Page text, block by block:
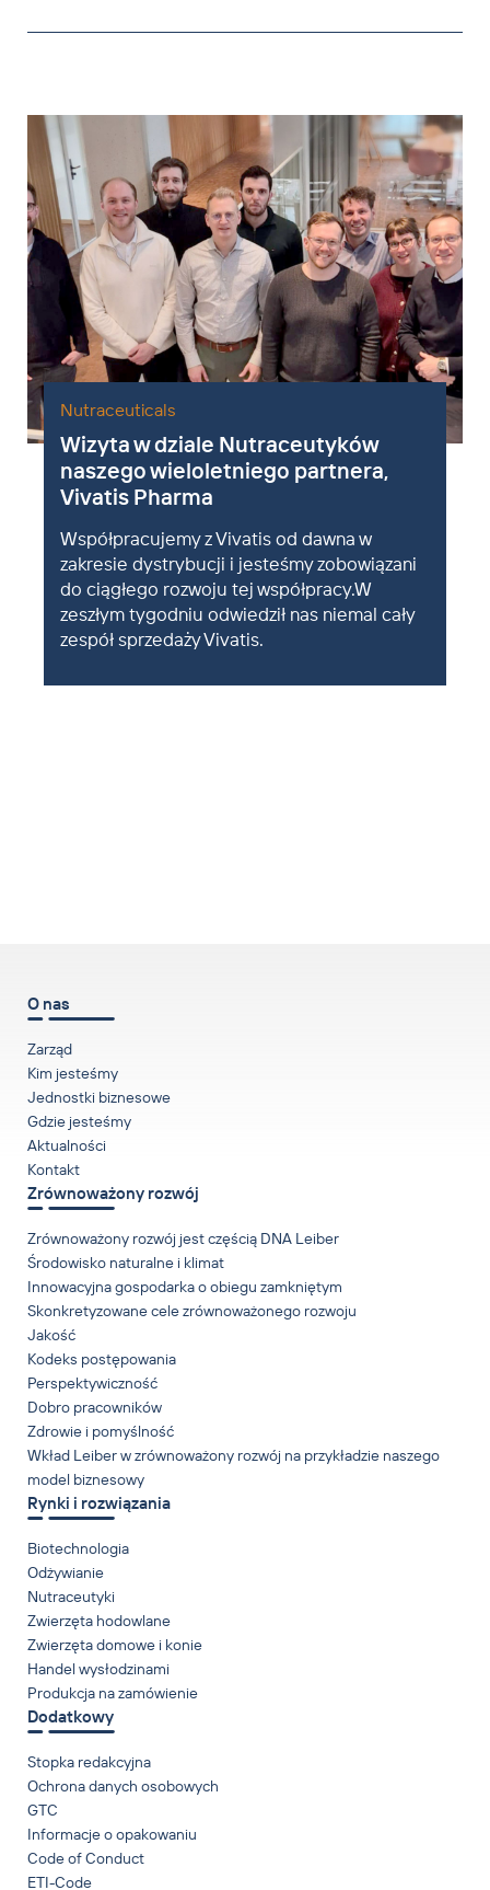
Wizyta w dziale Nutraceutyków
naszego wieloletniego partnera,
Vivatis Pharma
Współpracujemy z Vivatis od dawna w
zakresie dystrybucji i jesteśmy zobowiązani
do ciągłego rozwoju tej współpracy.W
zeszłym tygodniu odwiedził nas niemal cały
zespół sprzedaży Vivatis.
Nutraceuticals
O nas
Zarząd
Kim jesteśmy
Jednostki biznesowe
Gdzie jesteśmy
Aktualności
Kontakt
Zrównoważony rozwój
Zrównoważony rozwój jest częścią DNA Leiber
Środowisko naturalne i klimat
Innowacyjna gospodarka o obiegu zamkniętym
Skonkretyzowane cele zrównoważonego rozwoju
Jakość
Kodeks postępowania
Perspektywiczność
Dobro pracowników
Zdrowie i pomyślność
Wkład Leiber w zrównoważony rozwój na przykładzie naszego
model biznesowy
Rynki i rozwiązania
Biotechnologia
Odżywianie
Nutraceutyki
Zwierzęta hodowlane
Zwierzęta domowe i konie
Handel wysłodzinami
Produkcja na zamówienie
Dodatkowy
Stopka redakcyjna
Ochrona danych osobowych
GTC
Informacje o opakowaniu
Code of Conduct
ETI-Code